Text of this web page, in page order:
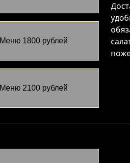
Меню 1800 рублей
Меню 2100 рублей